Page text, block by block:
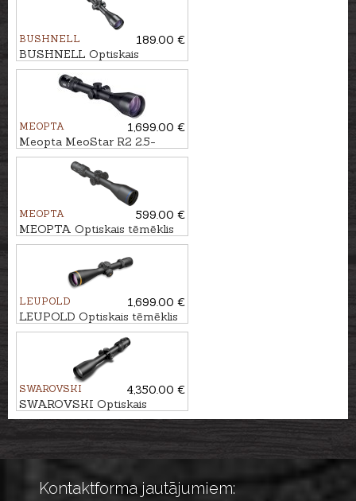
BUSHNELL
189.00 €
BUSHNELL Optiskais
tēmēklis LEGEND 3-9x40
Multi-X IR
MEOPTA
1,699.00 €
Meopta MeoStar R2 2.5-
15x56 RD - BDC 3
MEOPTA
599.00 €
MEOPTA Optiskais tēmēklis
MeoHunter R5 4-20x50 SFP
LEUPOLD
1,699.00 €
LEUPOLD Optiskais tēmēklis
VX-5HD 3-15x56 FireDot 4
SWAROVSKI
4,350.00 €
SWAROVSKI Optiskais
tēmēklis Z8i+ 5-40x56 P SR
Kontaktforma jautājumiem: